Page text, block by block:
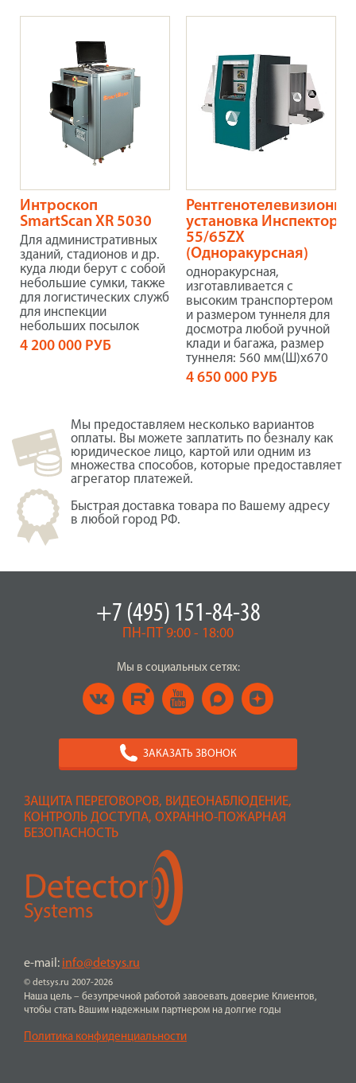
Интроскоп
SmartScan XR 5030
Для административных
зданий, стадионов и др.
куда люди берут с собой
небольшие сумки, также
для логистических служб
для инспекции
небольших посылок
4 200 000 РУБ
установка Инспектор
55/65ZX
(Одноракурсная)
одноракурсная,
изготавливается с
высоким транспортером
и размером туннеля для
досмотра любой ручной
клади и багажа, размер
туннеля: 560 мм(Ш)х670
4 650 000 РУБ
Мы предоставляем несколько вариантов
оплаты. Вы можете заплатить по безналу как
юридическое лицо, картой или одним из
множества способов, которые предоставляет
агрегатор платежей.
Быстрая доставка товара по Вашему адресу
в любой город РФ.
ЗАЩИТА ПЕРЕГОВОРОВ, ВИДЕОНАБЛЮДЕНИЕ,
КОНТРОЛЬ ДОСТУПА, ОХРАННО-ПОЖАРНАЯ
БЕЗОПАСНОСТЬ
© detsys.ru 2007-2026
e-mail: info@detsys.ru
Наша цель – безупречной работой завоевать доверие Клиентов,
чтобы стать Вашим надежным партнером на долгие годы
Политика конфиденциальности
+7 (495) 151-84-38
ПН-ПТ 9:00 - 18:00
Мы в социальных сетях:
ЗАКАЗАТЬ ЗВОНОК